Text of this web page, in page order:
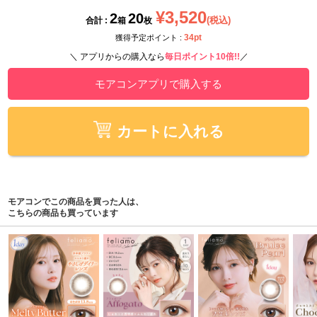
合計 : 2箱 20枚 ¥3,520(税込)
獲得予定ポイント : 34pt
＼ アプリからの購入なら毎日ポイント10倍!! ／
モアコンアプリで購入する
カートに入れる
モアコンでこの商品を買った人は、
こちらの商品も買っています